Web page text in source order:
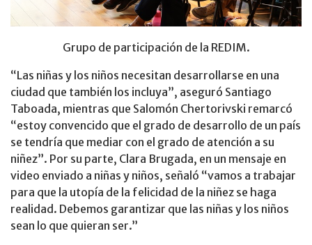
Grupo de participación de la REDIM.
“Las niñas y los niños necesitan desarrollarse en una
ciudad que también los incluya”, aseguró Santiago
Taboada, mientras que Salomón Chertorivski remarcó
“estoy convencido que el grado de desarrollo de un país
se tendría que mediar con el grado de atención a su
niñez”. Por su parte, Clara Brugada, en un mensaje en
video enviado a niñas y niños, señaló “vamos a trabajar
para que la utopía de la felicidad de la niñez se haga
realidad. Debemos garantizar que las niñas y los niños
sean lo que quieran ser.”